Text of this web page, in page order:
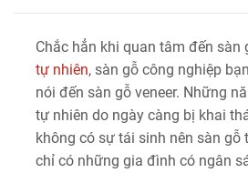
Chắc hẳn khi quan tâm đến sàn
tự nhiên, sàn gỗ công nghiệp
nói đến sàn gỗ veneer. Những
tự nhiên do ngày càng bị khai
không có sự tái sinh nên sàn gỗ
chỉ có những gia đình có ngân